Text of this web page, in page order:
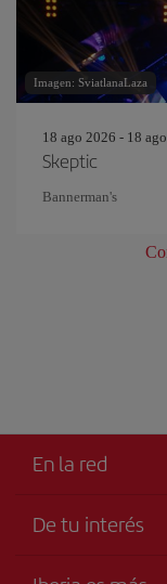
Imagen: SviatlanaLaza
18 ago 2026 - 18
Skeptic
Bannerman's
En la red
De tu interés